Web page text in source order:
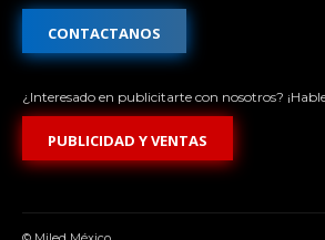
CONTACTANOS
¿Interesado en publicitarte con nosotros?
PUBLICIDAD Y VENTAS